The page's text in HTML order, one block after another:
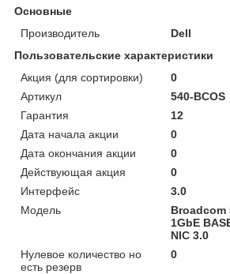
Основные
Производитель
Dell
Пользовательские характеристики
Акция (для сортировки)
0
Артикул
540-BCOS
Гарантия
12
Дата начала акции
0
Дата окончания акции
0
Действующая акция
0
Интерфейс
3.0
Модель
Broadcom
1GbE
NIC 3.0
Нулевое количество но
есть резерв
0